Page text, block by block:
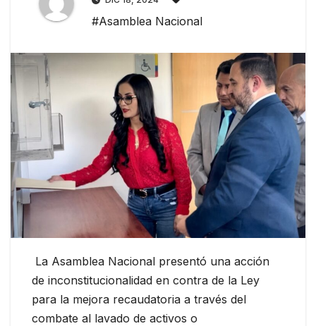
#Asamblea Nacional
La Asamblea Nacional presentó una acción
de inconstitucionalidad en contra de la Ley
para la mejora recaudatoria a través del
combate al lavado de activos o